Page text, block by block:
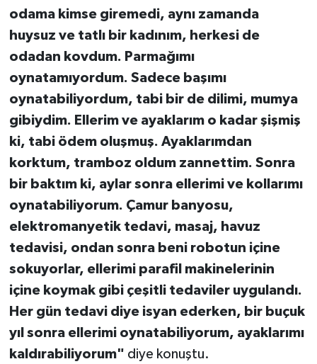
odama kimse giremedi, aynı zamanda
huysuz ve tatlı bir kadınım, herkesi de
odadan kovdum. Parmağımı
oynatamıyordum. Sadece başımı
oynatabiliyordum, tabi bir de dilimi, mumya
gibiydim. Ellerim ve ayaklarım o kadar şişmiş
ki, tabi ödem oluşmuş. Ayaklarımdan
korktum, tramboz oldum zannettim. Sonra
bir baktım ki, aylar sonra ellerimi ve kollarımı
oynatabiliyorum. Çamur banyosu,
elektromanyetik tedavi, masaj, havuz
tedavisi, ondan sonra beni robotun içine
sokuyorlar, ellerimi parafil makinelerinin
içine koymak gibi çeşitli tedaviler uygulandı.
Her gün tedavi diye isyan ederken, bir buçuk
yıl sonra ellerimi oynatabiliyorum, ayaklarımı
kaldırabiliyorum" diye konuştu.